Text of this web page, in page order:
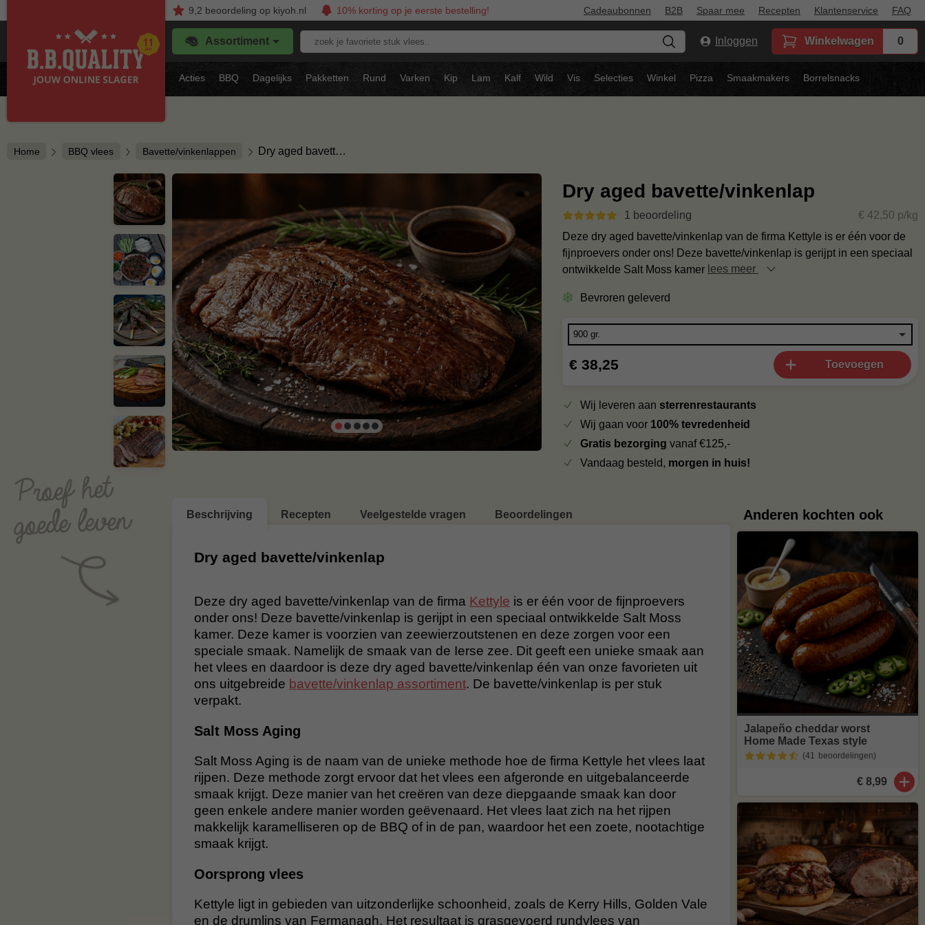
9,2 beoordelingop kiyoh.nl 10% korting op je eerste bestelling! Cadeaubonnen B2B Spaar mee Recepten Klantenservice FAQ
Assortiment
Zoek
stuk
vlees..
Inloggen Winkelwagen 0
Acties BBQ Dagelijks Pakketten Rund Varken Kip Lam Kalf Wild Vis Selecties Winkel Pizza Smaakmakers Borrelsnacks
Home BBQ vlees Bavette/vinkenlappen Dry aged bavett…
Dry aged bavette/vinkenlap
1 beoordeling
€ 42,50 p/kg
Deze dry aged bavette/vinkenlap van de firma Kettyle is er één voor de
fijnproevers onder ons! Deze bavette/vinkenlap is gerijpt in een speciaal
ontwikkelde Salt Moss kamer lees meer
Bevroren geleverd
€ 38,25 Toevoegen
Wij leveren aan sterrenrestaurants
Wij gaan voor 100% tevredenheid
Gratis bezorging vanaf €125,-
Vandaag besteld, morgen in huis!
Beschrijving Recepten Veelgestelde vragen Beoordelingen
Dry aged bavette/vinkenlap
Deze dry aged bavette/vinkenlap van de firma Kettyle is er één voor de fijnproevers
onder ons! Deze bavette/vinkenlap is gerijpt in een speciaal ontwikkelde Salt Moss
kamer. Deze kamer is voorzien van zeewierzoutstenen en deze zorgen voor een
speciale smaak. Namelijk de smaak van de Ierse zee. Dit geeft een unieke smaak aan
het vlees en daardoor is deze dry aged bavette/vinkenlap één van onze favorieten uit
ons uitgebreide bavette/vinkenlap assortiment. De bavette/vinkenlap is per stuk
verpakt.
Salt Moss Aging
Salt Moss Aging is de naam van de unieke methode hoe de firma Kettyle het vlees laat
rijpen. Deze methode zorgt ervoor dat het vlees een afgeronde en uitgebalanceerde
smaak krijgt. Deze manier van het creëren van deze diepgaande smaak kan door
geen enkele andere manier worden geëvenaard. Het vlees laat zich na het rijpen
makkelijk karamelliseren op de BBQ of in de pan, waardoor het een zoete, nootachtige
smaak krijgt.
Oorsprong vlees
Kettyle ligt in gebieden van uitzonderlijke schoonheid, zoals de Kerry Hills, Golden Vale
en de drumlins van Fermanagh. Het resultaat is grasgevoerd rundvlees van
Anderen kochten ook
Jalapeño cheddar worst
Home Made Texas style
(41 beoordelingen)
€ 8,99